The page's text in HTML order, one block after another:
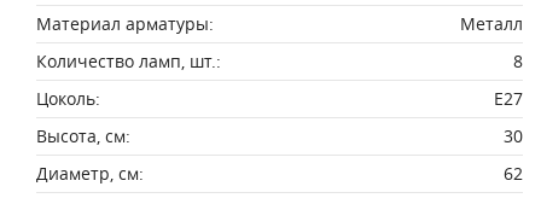
Материал арматуры:
Металл
Количество ламп, шт.:
8
Цоколь:
E27
Высота, см:
30
Диаметр, см:
62